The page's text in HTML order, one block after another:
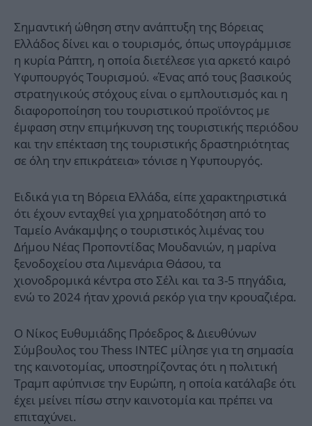
Σημαντική ώθηση στην ανάπτυξη της Βόρειας
Ελλάδος δίνει και ο τουρισμός, όπως υπογράμμισε
η κυρία Ράπτη, η οποία διετέλεσε για αρκετό καιρό
Υφυπουργός Τουρισμού. «Ένας από τους βασικούς
στρατηγικούς στόχους είναι ο εμπλουτισμός και η
διαφοροποίηση του τουριστικού προϊόντος με
έμφαση στην επιμήκυνση της τουριστικής περιόδου
και την επέκταση της τουριστικής δραστηριότητας
σε όλη την επικράτεια» τόνισε η Υφυπουργός.
Ειδικά για τη Βόρεια Ελλάδα, είπε χαρακτηριστικά
ότι έχουν ενταχθεί για χρηματοδότηση από το
Ταμείο Ανάκαμψης ο τουριστικός λιμένας του
Δήμου Νέας Προποντίδας Μουδανιών, η μαρίνα
ξενοδοχείου στα Λιμενάρια Θάσου, τα
χιονοδρομικά κέντρα στο Σέλι και τα 3-5 πηγάδια,
ενώ το 2024 ήταν χρονιά ρεκόρ για την κρουαζιέρα.
Ο Νίκος Ευθυμιάδης Πρόεδρος & Διευθύνων
Σύμβουλος του Thess INTEC μίλησε για τη σημασία
της καινοτομίας, υποστηρίζοντας ότι η πολιτική
Τραμπ αφύπνισε την Ευρώπη, η οποία κατάλαβε ότι
έχει μείνει πίσω στην καινοτομία και πρέπει να
επιταχύνει.